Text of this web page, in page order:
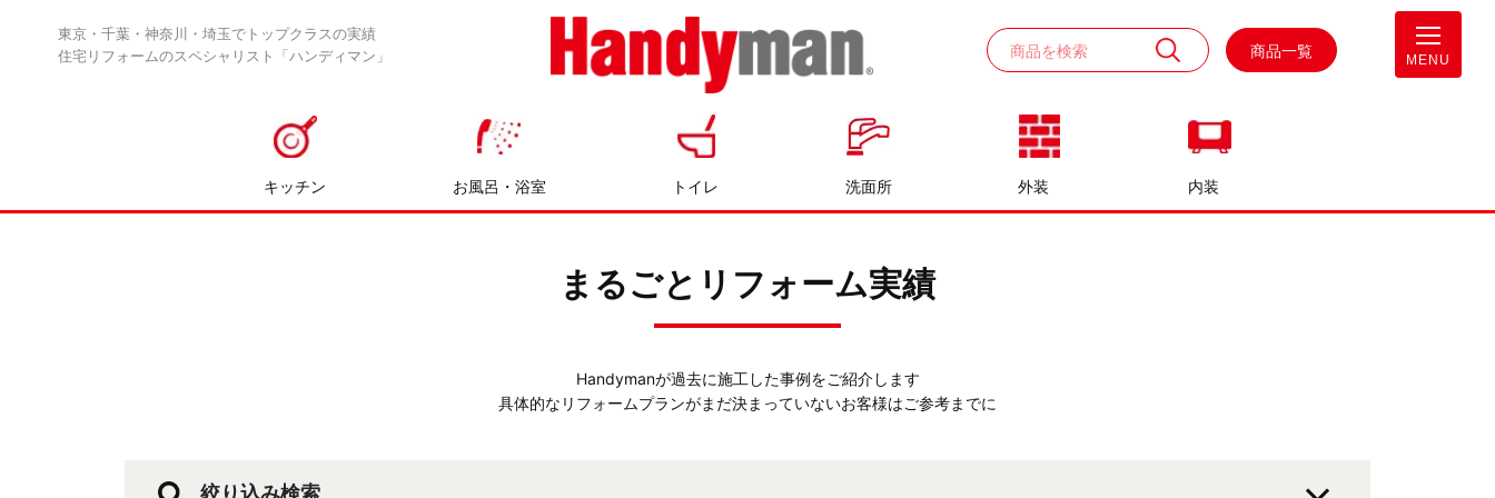
東京・千葉・神奈川・埼玉でトップクラスの実績
住宅リフォームのスペシャリスト「ハンディマン」
お風呂やキッチンのリフォームならハン
商品一覧
キッチン お風呂・浴室 トイレ 洗面所 外装 内装
MENU
まるごとリフォーム実績
Handymanが過去に施工した事例をご紹介します
具体的なリフォームプランがまだ決まっていないお客様はご参考までに
絞り込み検索